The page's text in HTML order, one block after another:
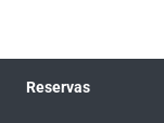
Reservas